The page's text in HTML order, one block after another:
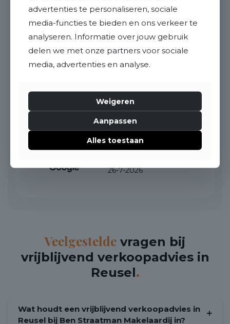
Gratis én geheel vrijblijvend
9.3op basis van66 beoordelingen
Deskundig en toegankelijk. Wij zijn zeer
tevreden over de dienstverlening!
26-7-2026
Veelgestelde vragen bij
vrijblijvend verkoopadvies in
Reusel.
Wat houdt een vrijblijvend verkoopadvies in
Reusel bij Ben Straatman Makelaardij in?
advertenties te personaliseren, sociale
media-functies te bieden en ons verkeer te
analyseren. Informatie over jouw gebruik
delen we met onze partners voor sociale
media, advertenties en analyse.
Weigeren
Aanpassen
Alles toestaan